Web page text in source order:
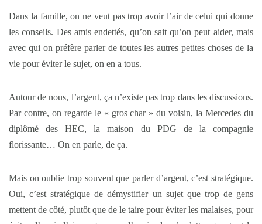
Dans la famille, on ne veut pas trop avoir l’air de celui qui donne
les conseils. Des amis endettés, qu’on sait qu’on peut aider, mais
avec qui on préfère parler de toutes les autres petites choses de la
vie pour éviter le sujet, on en a tous.
Autour de nous, l’argent, ça n’existe pas trop dans les discussions.
Par contre, on regarde le « gros char » du voisin, la Mercedes du
diplômé des HEC, la maison du PDG de la compagnie
florissante… On en parle, de ça.
Mais on oublie trop souvent que parler d’argent, c’est stratégique.
Oui, c’est stratégique de démystifier un sujet que trop de gens
mettent de côté, plutôt que de le taire pour éviter les malaises, pour